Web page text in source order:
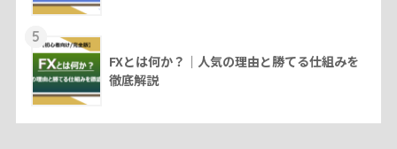
5
FXとは何か？｜人気の理由と勝てる仕組みを
徹底解説